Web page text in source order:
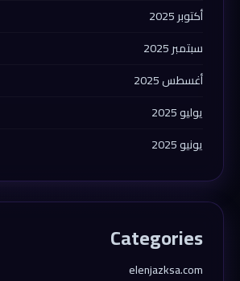
أكتوبر 2025
سبتمبر 2025
أغسطس 2025
يوليو 2025
يونيو 2025
Categories
elenjazksa.com